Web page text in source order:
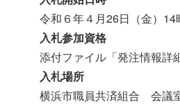
令和６年４月26日（金）14
入札参加資格
添付ファイル「発注情報詳
入札場所
横浜市職員共済組合 会議